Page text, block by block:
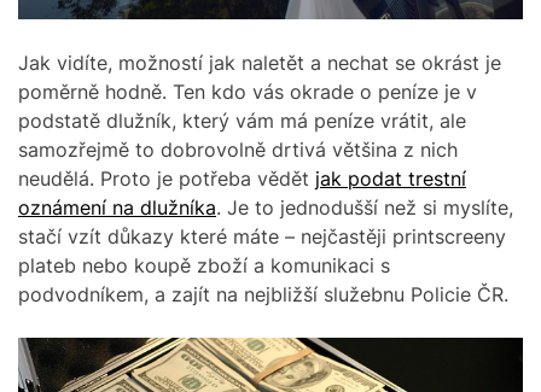
Jak vidíte, možností jak naletět a nechat se okrást je
poměrně hodně. Ten kdo vás okrade o peníze je v
podstatě dlužník, který vám má peníze vrátit, ale
samozřejmě to dobrovolně drtivá většina z nich
neudělá. Proto je potřeba vědět jak podat trestní
oznámení na dlužníka. Je to jednodušší než si myslíte,
stačí vzít důkazy které máte – nejčastěji printscreeny
plateb nebo koupě zboží a komunikaci s
podvodníkem, a zajít na nejbližší služebnu Policie ČR.